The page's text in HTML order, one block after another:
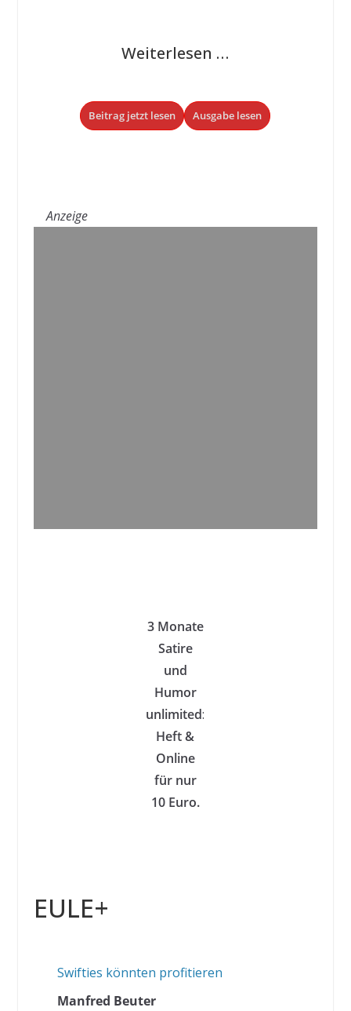
Weiterlesen …
Beitrag jetzt lesen Ausgabe lesen
Anzeige
3 Monate
Satire
und
Humor
unlimited:
Heft &
Online
für nur
10 Euro.
EULE+
Swifties könnten profitieren
Manfred Beuter